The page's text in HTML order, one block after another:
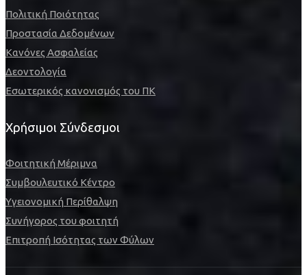
Πολιτική Ποιότητας
Προστασία Δεδομένων
Κανόνες Ασφαλείας
Δεοντολογία
Εσωτερικός κανονισμός του ΠΚ
Χρήσιμοι Σύνδεσμοι
Φοιτητική Μέριμνα
Συμβουλευτικό Κέντρο
Υγειονομική Περίθαλψη
Συνήγορος του φοιτητή
Επιτροπή Ισότητας των Φύλων